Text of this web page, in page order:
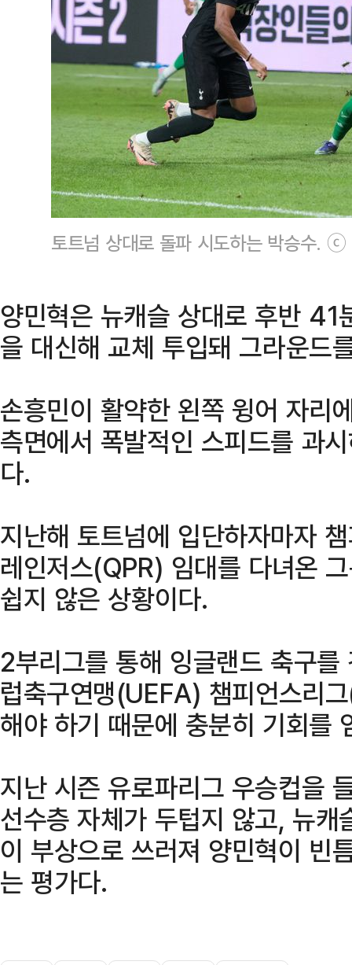
토트넘 상대로 돌파 시도하는 박승수. ⓒ
양민혁은 뉴캐슬 상대로 후반
을 대신해 교체 투입돼 그라운드
손흥민이 활약한 왼쪽 윙어 자리
측면에서 폭발적인 스피드를 과
다.
지난해 토트넘에 입단하자마자
레인저스(QPR) 임대를 다녀온
쉽지 않은 상황이다.
2부리그를 통해 잉글랜드 축구
럽축구연맹(UEFA) 챔피언스리
해야 하기 때문에 충분히 기회를
지난 시즌 유로파리그 우승컵을
선수층 자체가 두텁지 않고, 뉴
이 부상으로 쓰러져 양민혁이 빈
는 평가다.